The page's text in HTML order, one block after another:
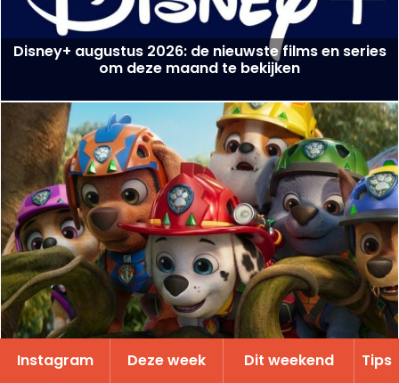
Disney+ augustus 2026: de nieuwste films en series
om deze maand te bekijken
Films in de bioscoop op 5 augustus 2026: Les
Gendarmes, La Pat’ Patrouille en Kyma
Instagram Deze week Dit weekend Tips